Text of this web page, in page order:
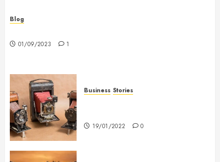
Blog
01/09/2023 1
Business Stories
19/01/2022 0